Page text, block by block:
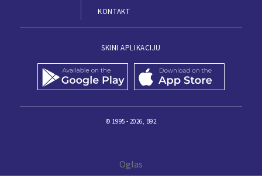
KONTAKT
SKINI APLIKACIJU
© 1995 - 2026, B92